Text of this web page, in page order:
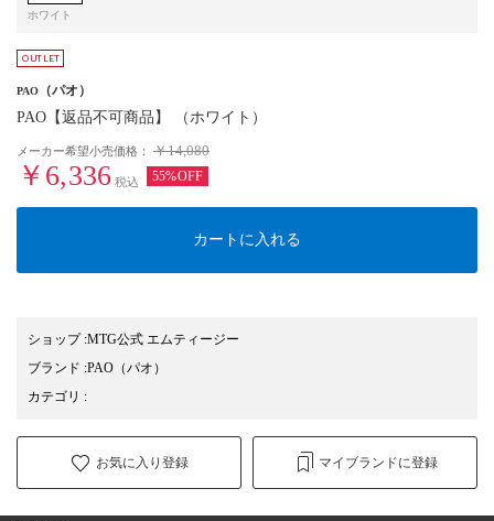
ホワイト
PAO （パオ）
PAO【返品不可商品】 （ホワイト）
メーカー希望小売価格： ￥14,080
￥6,336 税込 55%OFF
カートに入れる
ショップ:MTG公式 エムティージー
ブランド :PAO （パオ）
カテゴリ :
お気に入り登録 マイブランドに登録